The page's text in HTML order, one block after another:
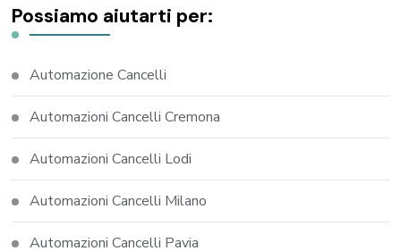
Possiamo aiutarti per:
Automazione Cancelli
Automazioni Cancelli Cremona
Automazioni Cancelli Lodi
Automazioni Cancelli Milano
Automazioni Cancelli Pavia